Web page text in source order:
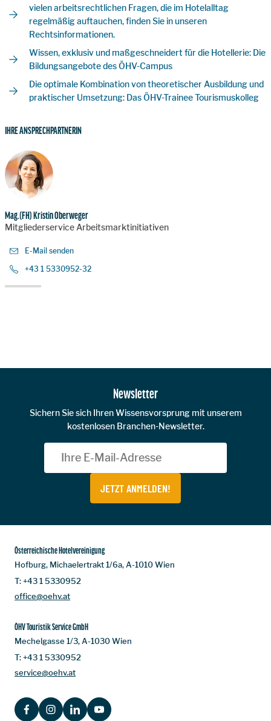
vielen arbeitsrechtlichen Fragen, die im Hotelalltag
regelmäßig auftauchen, finden Sie in unseren
Rechtsinformationen.
Wissen, exklusiv und maßgeschneidert für die Hotellerie: Die
Bildungsangebote des ÖHV-Campus
Die optimale Kombination von theoretischer Ausbildung und
praktischer Umsetzung: Das ÖHV-Trainee Tourismuskolleg
IHRE ANSPRECHPARTNERIN
Mag.(FH) Kristin Oberweger
Mitgliederservice Arbeitsmarktinitiativen
E-Mail senden
+43 1 5330952-32
Newsletter
Sichern Sie sich Ihren Wissensvorsprung mit unserem
kostenlosen Branchen-Newsletter.
JETZT ANMELDEN!
Österreichische Hotelvereinigung
Hofburg, Michaelertrakt 1/6a, A-1010 Wien
T:+43 1 5330952
office@oehv.at
ÖHV Touristik Service GmbH
Mechelgasse 1/3, A-1030 Wien
T:+43 1 5330952
service@oehv.at
FACEBOOKINSTAGRAMLINKEDINYOUTUBE